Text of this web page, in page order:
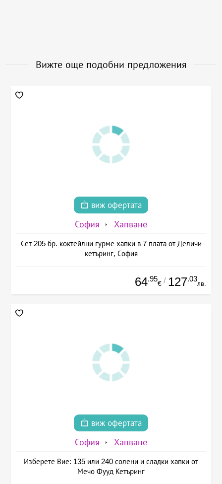
Вижте още подобни предложения
виж офертата
София Хапване
Сет 205 бр. коктейлни гурме хапки в 7 плата от Деличи
кетъринг, София
64.95
€ / 127.03
лв.
виж офертата
София Хапване
Изберете Вие: 135 или 240 солени и сладки хапки от
Мечо Фууд Кетъринг